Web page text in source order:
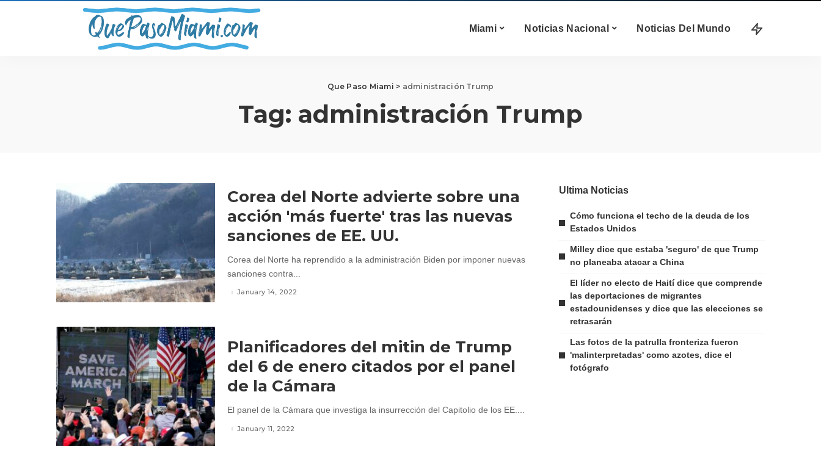
Miami Noticias Nacional Noticias Del Mundo
Que Paso Miami > administración Trump
Tag: administración Trump
Corea del Norte advierte sobre una
acción 'más fuerte' tras las nuevas
sanciones de EE. UU.
Corea del Norte ha reprendido a la administración Biden por imponer nuevas
sanciones contra...
January 14, 2022
Planificadores del mitin de Trump
del 6 de enero citados por el panel
de la Cámara
El panel de la Cámara que investiga la insurrección del Capitolio de los EE....
January 11, 2022
Ultima Noticias
Cómo funciona el techo de la deuda de los
Estados Unidos
Milley dice que estaba 'seguro' de que Trump
no planeaba atacar a China
El líder no electo de Haití dice que comprende
las deportaciones de migrantes
estadounidenses y dice que las elecciones se
retrasarán
Las fotos de la patrulla fronteriza fueron
'malinterpretadas' como azotes, dice el
fotógrafo